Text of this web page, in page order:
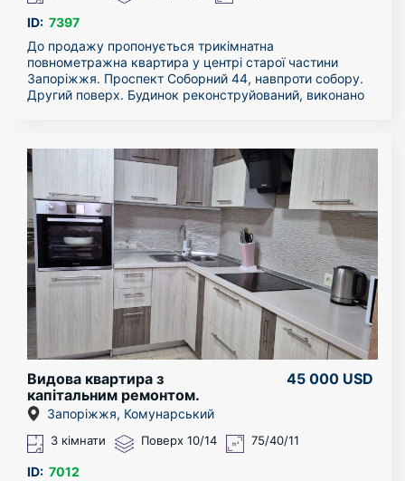
ID: 7397
До продажу пропонується трикімнатна
повнометражна квартира у центрі старої частини
Запоріжжя. Проспект Соборний 44, навпроти собору.
Другий поверх. Будинок реконструйований, виконано
Квартира велика, кухня 10,37 кв.м., кімнати: 13,57;
15,16 і 18,31 кв.м. Санвузол роздільний. Великий
коридор. Квартира оздоблена усіма необхідними
меблями і технікою.
Можливий продаж по «сертифікату» і «ваучеру».
Видова квартира з
капітальним ремонтом.
45 000 USD
Запоріжжя, Комунарський
3 кімнати Поверх 10/14 75/40/11
ID: 7012